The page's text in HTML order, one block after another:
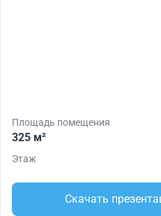
Площадь помещения
325 м²
Этаж
Скачать